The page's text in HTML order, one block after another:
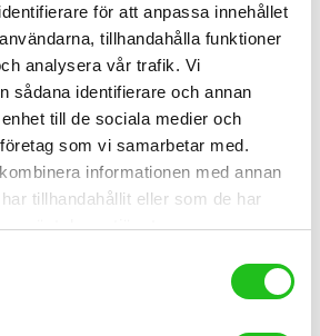
för att anpassa innehållet
tillhandahålla funktioner
analysera vår trafik. Vi
sådana identifierare och annan
till de sociala medier och
som vi samarbetar med.
informationen med annan
tillhandahållit eller som de har
använt deras tjänster.
Styrlinda